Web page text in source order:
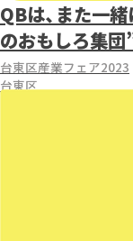
QBは、また一
のおもしろ集団”
台東区産業フェア2023
台東区